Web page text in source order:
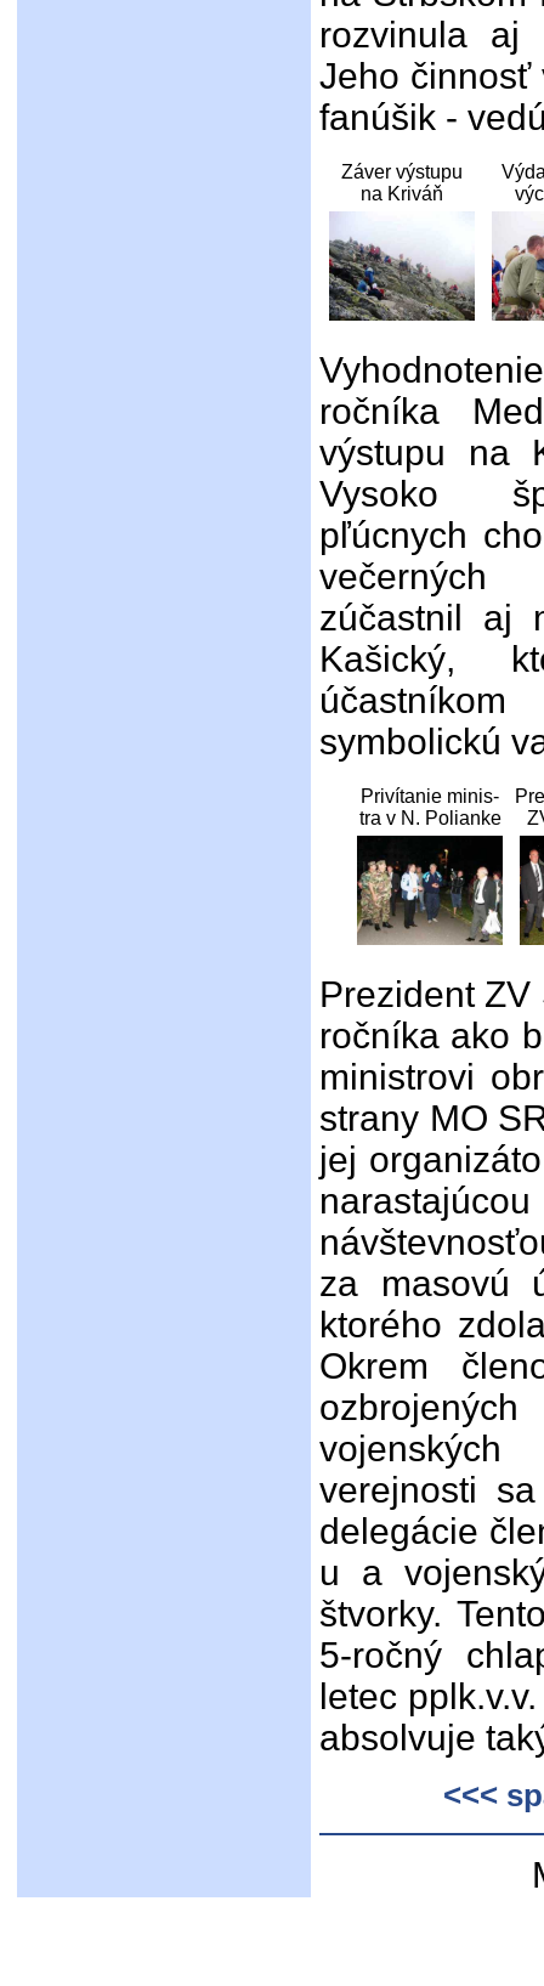
rozvinula aj
Jeho činnosť
fanúšik -
Záver výstupu
na Kriváň
ročníka
výstupu na
Vysoko
pľúcnych
zúčastnil aj
Kašický,
symbolickú
Privítanie minis-
tra v N. Polianke
Prezident
ročníka ako
ministrovi
strany MO
jej
za masovú
ktorého
Okrem
verejnosti
delegácie
u a
štvorky.
5-ročný
letec
absolvuje
<<<